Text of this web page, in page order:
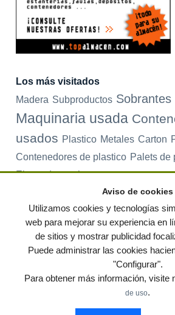
Los más visitados
Madera Subproductos
Maquinaria usada
usados Plastico Metales Carton
Contenedores de plastico Palets de
Electrodomesticos
© residuos.com - Todos los derechos
Condiciones de uso|Contacto |Editores|Mapa
Publica tus anuncios gratis!
Notas de prensa
Aviso de cookies
Utilizamos cookies y tecnologías
web para mejorar su experiencia en
de sitios y mostrar publicidad
Puede administrar las cookies
"Configurar".
Para obtener más información, visite
de uso.